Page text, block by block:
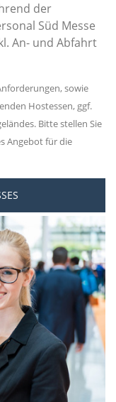
der
Süd Messe
An- und Abfahrt
sowie
Hostessen, ggf.
Bitte stellen Sie
Angebot für die